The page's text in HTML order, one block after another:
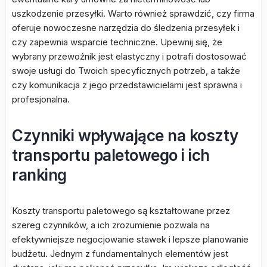
uszkodzenie przesyłki. Warto również sprawdzić, czy firma
oferuje nowoczesne narzędzia do śledzenia przesyłek i
czy zapewnia wsparcie techniczne. Upewnij się, że
wybrany przewoźnik jest elastyczny i potrafi dostosować
swoje usługi do Twoich specyficznych potrzeb, a także
czy komunikacja z jego przedstawicielami jest sprawna i
profesjonalna.
Czynniki wpływające na koszty
transportu paletowego i ich
ranking
Koszty transportu paletowego są kształtowane przez
szereg czynników, a ich zrozumienie pozwala na
efektywniejsze negocjowanie stawek i lepsze planowanie
budżetu. Jednym z fundamentalnych elementów jest